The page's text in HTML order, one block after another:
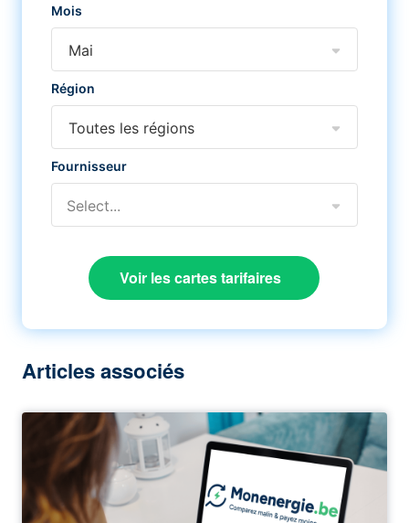
Mois
Mai
Région
Toutes les régions
Fournisseur
Select...
Voir les cartes tarifaires
Articles associés